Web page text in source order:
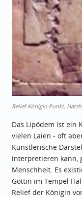
Relief Königin Punkt,
Das Lipödem ist ein
vielen Laien - oft
Künstlerische
interpretieren kann,
Menschheit. Es
Göttin im Tempel
Relief der Königin